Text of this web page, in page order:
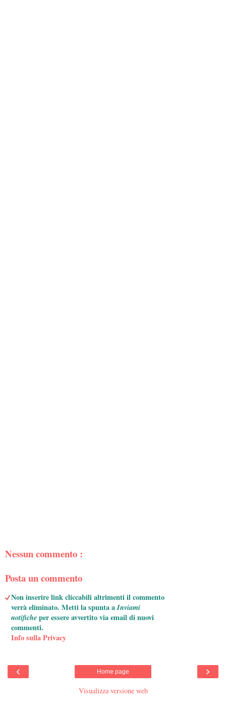
Nessun commento :
Posta un commento
Non inserire link cliccabili altrimenti il commento
verrà eliminato. Metti la spunta aInviami
notificheper essere avvertito via email di nuovi
commenti.
Info sulla Privacy
‹ ›
Home page
Visualizza versione web